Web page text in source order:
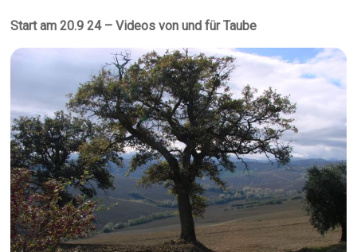
Start am 20.9 24 – Videos von und für Taube